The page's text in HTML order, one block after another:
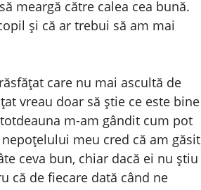
meargă către calea cea bună.
și că ar trebui să am mai
care nu mai ascultă de
vreau doar să știe ce este bine
m-am gândit cum pot
meu cred că am găsit
ceva bun, chiar dacă ei nu știu
că de fiecare dată când ne